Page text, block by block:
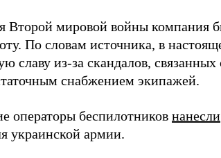
Второй мировой войны компания
По словам источника, в
славу из-за скандалов,
снабжением экипажей.
операторы беспилотников нанесли
украинской армии.